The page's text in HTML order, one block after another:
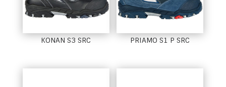
KONAN S3 SRC PRIAMO S1 P SRC